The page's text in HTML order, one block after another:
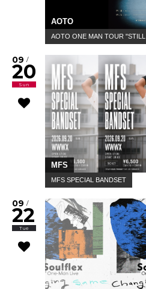
AOTO
AOTO ONE MAN TOUR "STILL
09 /
20
Sun
MFS
MFS SPECIAL BANDSET
09 /
22
Tue